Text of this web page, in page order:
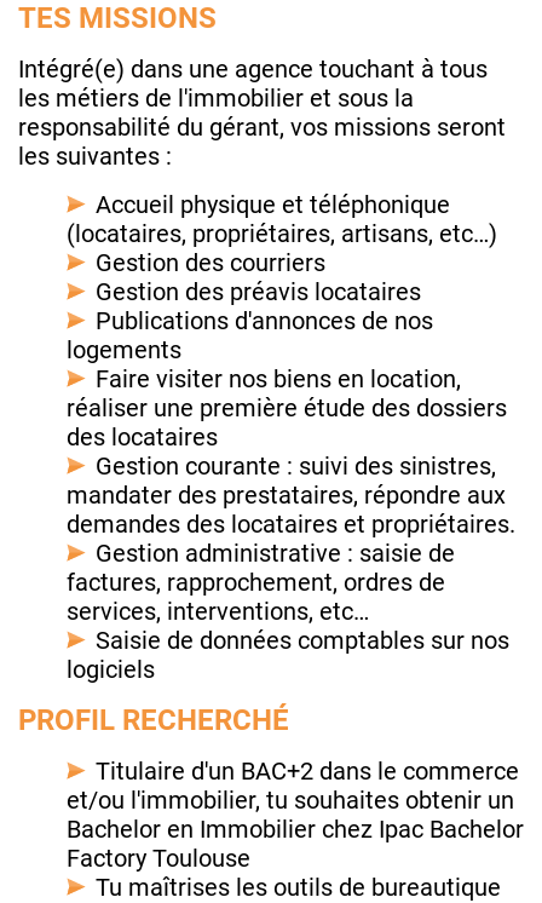
TES MISSIONS
Intégré(e) dans une agence touchant à tous
les métiers de l'immobilier et sous la
responsabilité du gérant, vos missions seront
les suivantes :
Accueil physique et téléphonique
(locataires, propriétaires, artisans, etc…)
Gestion des courriers
Gestion des préavis locataires
Publications d'annonces de nos
logements
Faire visiter nos biens en location,
réaliser une première étude des dossiers
des locataires
Gestion courante : suivi des sinistres,
mandater des prestataires, répondre aux
demandes des locataires et propriétaires.
Gestion administrative : saisie de
factures, rapprochement, ordres de
services, interventions, etc…
Saisie de données comptables sur nos
logiciels
PROFIL RECHERCHÉ
Titulaire d'un BAC+2 dans le commerce
et/ou l'immobilier, tu souhaites obtenir un
Bachelor en Immobilier chez Ipac Bachelor
Factory Toulouse
Tu maîtrises les outils de bureautique